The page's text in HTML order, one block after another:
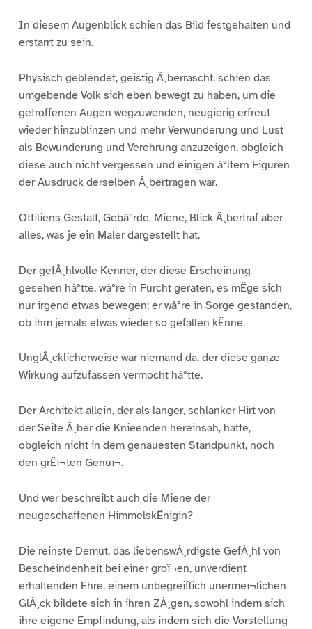
In diesem Augenblick schien das Bild festgehalten und
erstarrt zu sein.
Physisch geblendet, geistig Â¸berrascht, schien das
umgebende Volk sich eben bewegt zu haben, um die
getroffenen Augen wegzuwenden, neugierig erfreut
wieder hinzublinzen und mehr Verwunderung und Lust
als Bewunderung und Verehrung anzuzeigen, obgleich
diese auch nicht vergessen und einigen â°ltern Figuren
der Ausdruck derselben Â¸bertragen war.
Ottiliens Gestalt, Gebâ°rde, Miene, Blick Â¸bertraf aber
alles, was je ein Maler dargestellt hat.
Der gefÂ¸hlvolle Kenner, der diese Erscheinung
gesehen hâ°tte, wâ°re in Furcht geraten, es mËge sich
nur irgend etwas bewegen; er wâ°re in Sorge gestanden,
ob ihm jemals etwas wieder so gefallen kËnne.
UnglÂ¸cklicherweise war niemand da, der diese ganze
Wirkung aufzufassen vermocht hâ°tte.
Der Architekt allein, der als langer, schlanker Hirt von
der Seite Â¸ber die Knieenden hereinsah, hatte,
obgleich nicht in dem genauesten Standpunkt, noch
den grËï¬ten Genuï¬.
Und wer beschreibt auch die Miene der
neugeschaffenen HimmelskËnigin?
Die reinste Demut, das liebenswÂ¸rdigste GefÂ¸hl von
Bescheindenheit bei einer groï¬en, unverdient
erhaltenden Ehre, einem unbegreiflich unermeï¬lichen
GlÂ¸ck bildete sich in ihren ZÂ¸gen, sowohl indem sich
ihre eigene Empfindung, als indem sich die Vorstellung